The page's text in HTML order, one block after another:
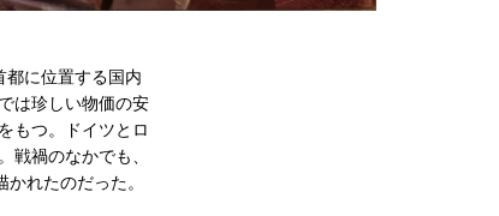
都に位置する国内
は珍しい物価の安
もつ。ドイツとロ
戦禍のなかでも、
れたのだった。